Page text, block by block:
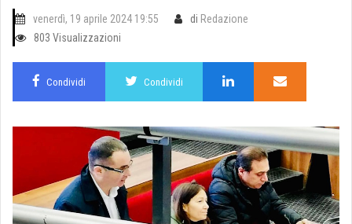
venerdì, 19 aprile 2024 19:55 di Redazione
803 Visualizzazioni
Condividi Condividi